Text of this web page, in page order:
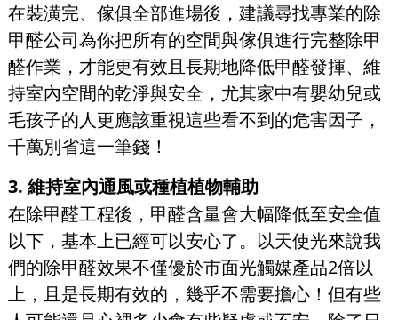
在裝潢完、傢俱全部進場後，建議尋找專業的除
甲醛公司為你把所有的空間與傢俱進行完整除甲
醛作業，才能更有效且長期地降低甲醛發揮、維
持室內空間的乾淨與安全，尤其家中有嬰幼兒或
毛孩子的人更應該重視這些看不到的危害因子，
千萬別省這一筆錢！
3. 維持室內通風或種植植物輔助
在除甲醛工程後，甲醛含量會大幅降低至安全值
以下，基本上已經可以安心了。以天使光來說我
們的除甲醛效果不僅優於市面光觸媒產品2倍以
上，且是長期有效的，幾乎不需要擔心！但有些